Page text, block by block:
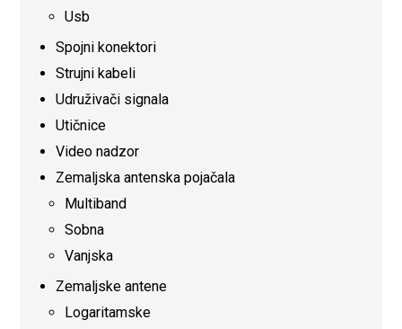
Usb
Spojni konektori
Strujni kabeli
Udruživači signala
Utičnice
Video nadzor
Zemaljska antenska pojačala
Multiband
Sobna
Vanjska
Zemaljske antene
Logaritamske